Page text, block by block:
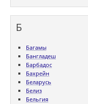
Б
Багамы
Бангладеш
Барбадос
Бахрейн
Беларусь
Белиз
Бельгия